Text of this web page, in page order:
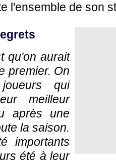
l'ensemble de son
qu'on aurait
premier. On
qui
meilleur
après une
la saison.
importants
été à leur